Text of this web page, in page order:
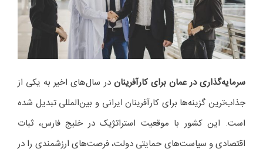
سرمایه‌گذاری در عمان برای کارآفرینان در سال‌های اخیر به یکی از
جذاب‌ترین گزینه‌ها برای کارآفرینان ایرانی و بین‌المللی تبدیل شده
است. این کشور با موقعیت استراتژیک در خلیج فارس، ثبات
اقتصادی و سیاست‌های حمایتی دولت، فرصت‌های ارزشمندی را در